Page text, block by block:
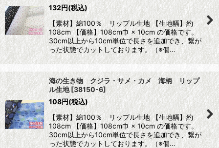
132円(税込)
【素材】綿100％ リップル生地 【生地幅】約
108cm 【価格】108cm巾 × 10cm の価格です。
30cm以上から10cm単位で長さを追加でき、繋が
った状態でカットしております。（※個…
海の生き物 クジラ・サメ・カメ 海柄 リップ
ル生地[38150-6]
108円(税込)
【素材】綿100％ リップル生地 【生地幅】約
108cm 【価格】108cm巾 × 10cm の価格です。
30cm以上から10cm単位で長さを追加でき、繋が
った状態でカットしております。（※個…